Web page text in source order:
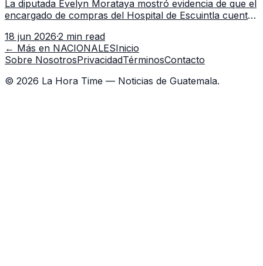
La diputada Evelyn Morataya mostró evidencia de que el
encargado de compras del Hospital de Escuintla cuenta
capacitación en la capital.
18 jun 2026·2 min read
← Más en NACIONALESInicio
Sobre NosotrosPrivacidadTérminosContacto
© 2026 La Hora Time — Noticias de Guatemala.